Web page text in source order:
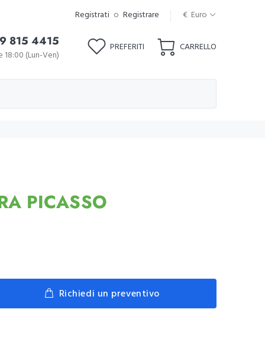
Registrati o Registrare € Euro
815 4415
18:00 (Lun-Ven)
PREFERITI CARRELLO
PICASSO
Richiedi un preventivo